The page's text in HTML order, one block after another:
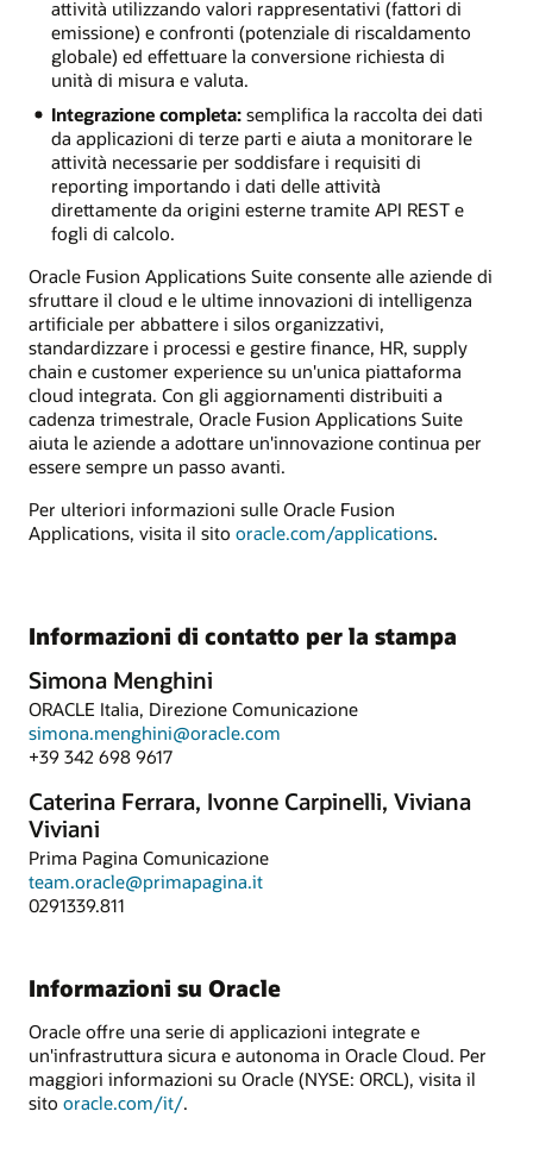
attività utilizzando valori rappresentativi (fattori di
emissione) e confronti (potenziale di riscaldamento
globale) ed effettuare la conversione richiesta di
unità di misura e valuta.
Integrazione completa: semplifica la raccolta dei dati
da applicazioni di terze parti e aiuta a monitorare le
attività necessarie per soddisfare i requisiti di
reporting importando i dati delle attività
direttamente da origini esterne tramite API REST e
fogli di calcolo.
Oracle Fusion Applications Suite consente alle aziende di
sfruttare il cloud e le ultime innovazioni di intelligenza
artificiale per abbattere i silos organizzativi,
standardizzare i processi e gestire finance, HR, supply
chain e customer experience su un'unica piattaforma
cloud integrata. Con gli aggiornamenti distribuiti a
cadenza trimestrale, Oracle Fusion Applications Suite
aiuta le aziende a adottare un'innovazione continua per
essere sempre un passo avanti.
Per ulteriori informazioni sulle Oracle Fusion
Applications, visita il sito oracle.com/applications.
Informazioni di contatto per la stampa
Simona Menghini
ORACLE Italia, Direzione Comunicazione
simona.menghini@oracle.com
+39 342 698 9617
Caterina Ferrara, Ivonne Carpinelli, Viviana
Viviani
Prima Pagina Comunicazione
team.oracle@primapagina.it
0291339.811
Informazioni su Oracle
Oracle offre una serie di applicazioni integrate e
un'infrastruttura sicura e autonoma in Oracle Cloud. Per
maggiori informazioni su Oracle (NYSE: ORCL), visita il
sito oracle.com/it/.